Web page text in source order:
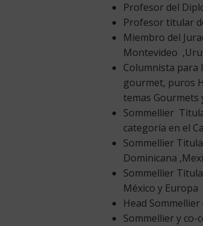
Profesor del
Profesor titular
Miembro del
Montevideo
Columnista para
gourmet, puros
temas Gourmets
Sommellier
categoría en el
Sommellier
Dominicana
Sommellier
México y Europa
Head
Sommellier y co-